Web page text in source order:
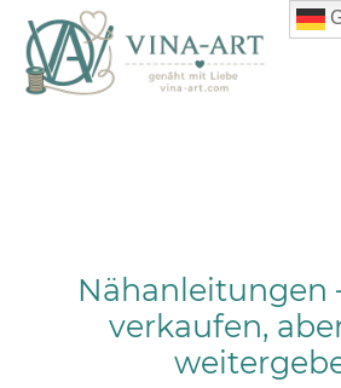
Nähanleitungen
verkaufen,